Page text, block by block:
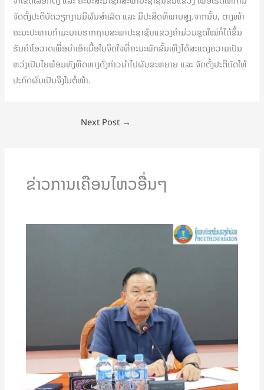
ຈັດຕັ້ງປະຕິບັດວຽກງານມີຜົນສໍາເລັດ ແລະ ມີປະສິດທິພາບສູງ.ຈາກນັ້ນ, ຕາງໜ້າ
ຄະນະປະທານກຳມະບານຮາກຖານສະພາປະຊາຊົນແຂວງຄໍາມ່ວນຊຸດໃໝ່ກໍ່ໄດ້ຂຶ້ນ
ຮັບຄຳໂອວາດເພື່ອນຳເອົາເນື້ອໃນຈິດໃຈທີ່ຄະນະພັກຂັ້ນເທິງໄດ້ສະແດງຄວາມເປັນ
ຫວ່ງເປັນໄຍພ້ອມທັງທິດທາງດັ່ງກ່າວນຳໄປຜັນຂະຫຍາຍ ແລະ ຈັດຕັ້ງປະຕິບັດໃຫ້
ປະກົດຜົນເປັນຈິງໃນຕໍ່ໜ້າ.
Next Post →
ຂ່າວການເຄືອນໄຫວອື່ນໆ